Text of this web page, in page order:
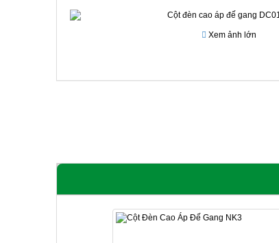
Xem ảnh lớn